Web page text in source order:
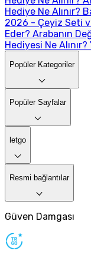
Hediye Ne Alınır?
2026 - Çeyiz Seti
Eder? Arabanın
Hediyesi Ne
Popüler Kategoriler
Popüler Sayfalar
letgo
Resmi bağlantılar
Güven Damgası